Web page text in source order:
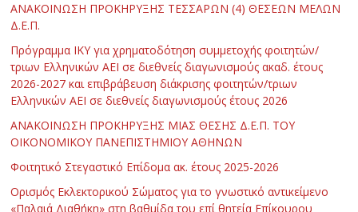
ΑΝΑΚΟΙΝΩΣΗ ΠΡΟΚΗΡΥΞΗΣ ΤΕΣΣΑΡΩΝ (4) ΘΕΣΕΩΝ ΜΕΛΩΝ
Δ.Ε.Π.
Πρόγραμμα ΙΚΥ για χρηματοδότηση συμμετοχής φοιτητών/
τριων Ελληνικών ΑΕΙ σε διεθνείς διαγωνισμούς ακαδ. έτους
2026-2027 και επιβράβευση διάκρισης φοιτητών/τριων
Ελληνικών ΑΕΙ σε διεθνείς διαγωνισμούς έτους 2026
ΑΝΑΚΟΙΝΩΣΗ ΠΡΟΚΗΡΥΞΗΣ ΜΙΑΣ ΘΕΣΗΣ Δ.Ε.Π. ΤΟΥ
ΟΙΚΟΝΟΜΙΚΟΥ ΠΑΝΕΠΙΣΤΗΜΙΟΥ ΑΘΗΝΩΝ
Φοιτητικό Στεγαστικό Επίδομα ακ. έτους 2025-2026
Ορισμός Εκλεκτορικού Σώματος για το γνωστικό αντικείμενο
«Παλαιά Διαθήκη» στη βαθμίδα του επί θητεία Επίκουρου